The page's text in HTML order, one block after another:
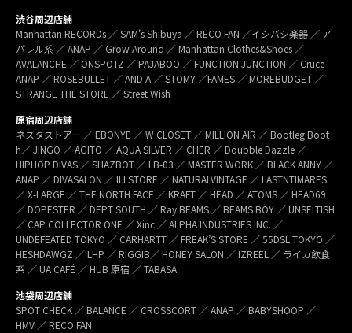
渋谷周辺店舗
Manhattan RECORDs ／ SAM’s Shibuya ／ RECO FAN ／イシバシ楽器 ／ ア
パレル系 ／ ANAP ／ Grow Around ／ Manhattan Clothes&Shoes ／
AVALANCHE ／ ONSPOTZ ／ PAJABOO ／ FUNCTION JUNCTION ／ Cruce
ANAP ／ ROSEBULLET ／ AND A ／ STOMY ／FAMES ／ MOREBUDGET ／
STRANGE THE STORE ／ Street Wish
原宿周辺店舗
ネスタストアー ／ EBONYE ／ W CLOSET ／ MILLION AIR ／ Bootleg Boot
h／ JINGO ／ AGITO ／ AQUA SILVER ／ CHER ／ Doubble Dazzle ／
HIPHOP DIVAS ／ SHAZBOT ／ LB-03 ／ MASTER WORK ／ BLACK ANNY ／
ANAP ／ DIVASALON ／ ILLSTORE ／ NATURALVINTAGE ／ LASTNTIMARES
／ X-LARGE ／ THE NORTH FACE ／ KRAFT ／ HEAD ／ ATOMS ／ HEAD69
／ DOPESTER ／ DEPT SOUTH ／ Ray BEAMS ／ BEAMS BOY ／ UNSELTISH
／ CAP COLLECTOR ONE ／ Xinc ／ ALPHA INDUSTRIES INC. ／
UNDEFEATED TOKYO ／ CARHARTT ／ FREAK’S STORE ／ 55DSL TOKYO ／
HESHDAWGZ ／ LHP ／ RIGGIB／ HONEY SALON ／ IZREEL ／ ライカ飲食
系 ／ UA CAFÉ ／ HUB 原宿 ／ TABASA
池袋周辺店舗
SPOT CHECK ／ BALANCE ／ CROSSCORT ／ ANAP ／ BABYSHOOP ／
HMV ／ RECO FAN